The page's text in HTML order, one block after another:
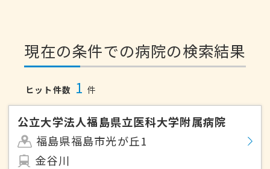
現在の条件での病院の検索結果
ヒット件数 1 件
公立大学法人福島県立医科大学附属病院
福島県福島市光が丘1
金谷川